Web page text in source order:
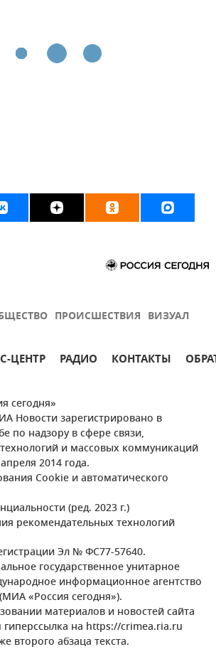
ПРОИСШЕСТВИЯ ВИЗУАЛ
ЦЕНТР РАДИО КОНТАКТЫ
сегодня»
Новости зарегистрировано в
по надзору в сфере связи,
и массовых коммуникаций
2014 года.
Cookie и автоматического
(ред. 2023 г.)
рекомендательных технологий
Эл № ФС77-57640.
государственное унитарное
информационное агентство
(МИА «Россия сегодня»).
материалов и новостей сайта
на https://crimea.ria.ru
второго абзаца текста.